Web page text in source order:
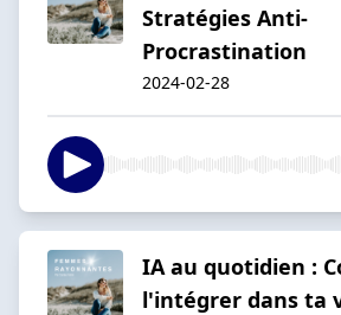
Stratégies Anti-
Procrastination
2024-02-28
IA au quotidien :
l'intégrer dans ta